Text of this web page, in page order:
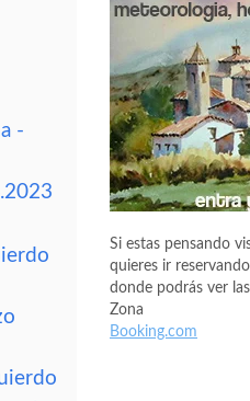
-
Si estas pensando
quieres ir
donde podrás ver
Zona
Booking.com